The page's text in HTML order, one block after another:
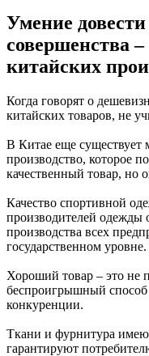
Умение
совершенства
китайских
Когда говорят о
китайских товаров, не
В Китае еще существует
производство, которое
качественный товар, но
Качество спортивной
производителей одежды
производства всех
государственном уровне.
Хороший товар – это не
беспроигрышный
конкуренции.
Ткани и фурнитура
гарантируют